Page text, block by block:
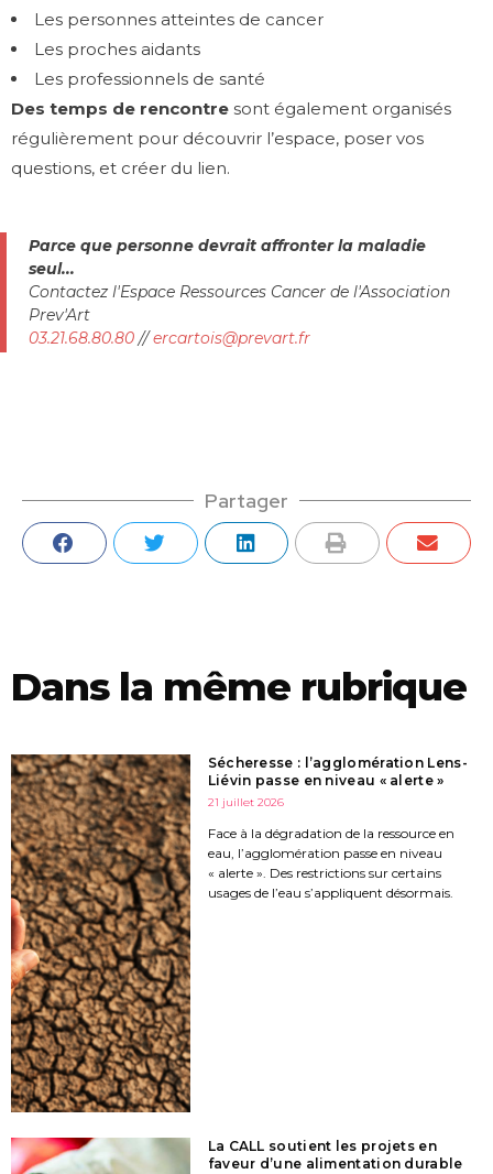
Les personnes atteintes de cancer
Les proches aidants
Les professionnels de santé
Des temps de rencontre sont également organisés
régulièrement pour découvrir l’espace, poser vos
questions, et créer du lien.
Parce que personne devrait affronter la maladie
seul...​
Contactez l'Espace Ressources Cancer de l'Association
Prev'Art
03.21.68.80.80//ercartois@prevart.fr
Partager
Dans la même rubrique
Sécheresse : l’agglomération Lens-
Liévin passe en niveau « alerte »
21 juillet 2026
Face à la dégradation de la ressource en
eau, l’agglomération passe en niveau
« alerte ». Des restrictions sur certains
usages de l’eau s’appliquent désormais.
La CALL soutient les projets en
faveur d’une alimentation durable